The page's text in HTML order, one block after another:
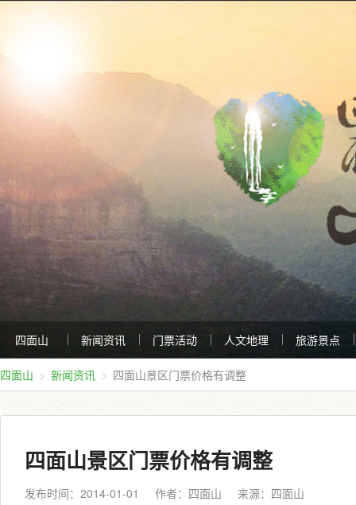
四面山 新闻资讯 门票活动 人文地理 旅游景点
四面山 新闻资讯 四面山景区门票价格有调整
四面山景区门票价格有调整
发布时间：2014-01-01 作者：四面山 来源： 四面山